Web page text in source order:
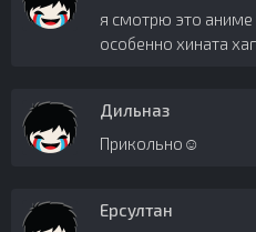
я смотрю это
особенно хината
Дильназ
Прикольно☺️
Ерсултан